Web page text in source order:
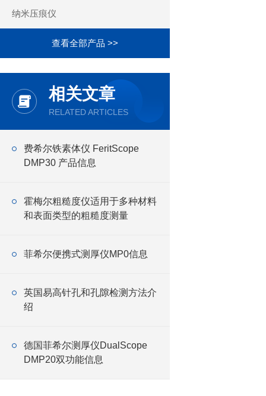
纳米压痕仪
查看全部产品 >>
相关文章
RELATED ARTICLES
费希尔铁素体仪 FeritScope
DMP30 产品信息
霍梅尔粗糙度仪适用于多种材料
和表面类型的粗糙度测量
菲希尔便携式测厚仪MP0信息
英国易高针孔和孔隙检测方法介
绍
德国菲希尔测厚仪DualScope
DMP20双功能信息